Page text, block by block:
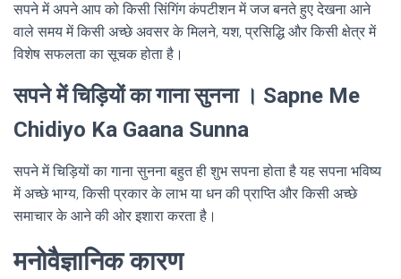
सपने में अपने आप को किसी सिंगिंग कंपटीशन में जज बनते हुए देखना आने
वाले समय में किसी अच्छे अवसर के मिलने, यश, प्रसिद्धि और किसी क्षेत्र में
विशेष सफलता का सूचक होता है।
सपने में चिड़ियों का गाना सुनना । Sapne Me
Chidiyo Ka Gaana Sunna
सपने में चिड़ियों का गाना सुनना बहुत ही शुभ सपना होता है यह सपना भविष्य
में अच्छे भाग्य, किसी प्रकार के लाभ या धन की प्राप्ति और किसी अच्छे
समाचार के आने की ओर इशारा करता है।
मनोवैज्ञानिक कारण